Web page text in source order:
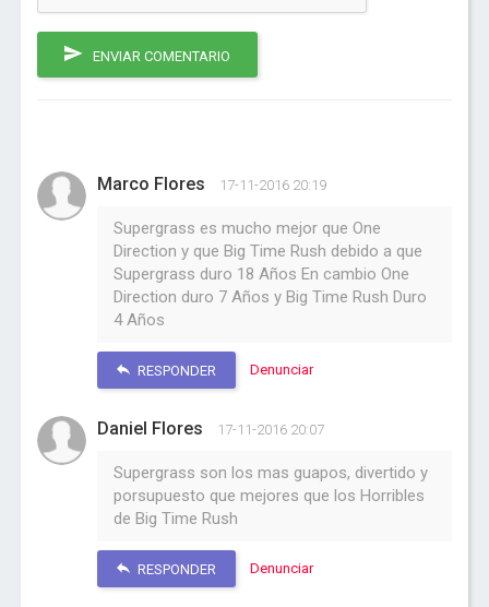
ENVIAR COMENTARIO
Marco Flores 17-11-2016 20:19
Supergrass es mucho mejor que One
Direction y que Big Time Rush debido a que
Supergrass duro 18 Años En cambio One
Direction duro 7 Años y Big Time Rush Duro
4 Años
RESPONDER Denunciar
Daniel Flores 17-11-2016 20:07
Supergrass son los mas guapos, divertido y
porsupuesto que mejores que los Horribles
de Big Time Rush
RESPONDER Denunciar